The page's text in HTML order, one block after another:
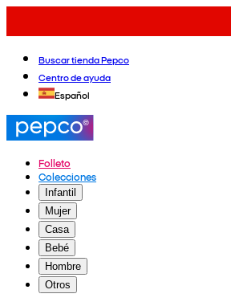
Buscar tienda Pepco
Centro de ayuda
Español
Folleto
Colecciones
Infantil
Mujer
Casa
Bebé
Hombre
Otros